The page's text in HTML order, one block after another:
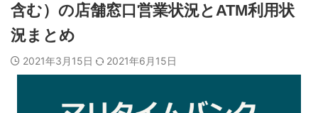
含む）の店舗窓口営業状況とATM利用状
況まとめ
2021年3月15日 2021年6月15日